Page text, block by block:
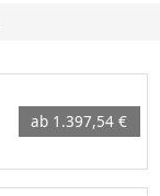
ab 1.397,54 €